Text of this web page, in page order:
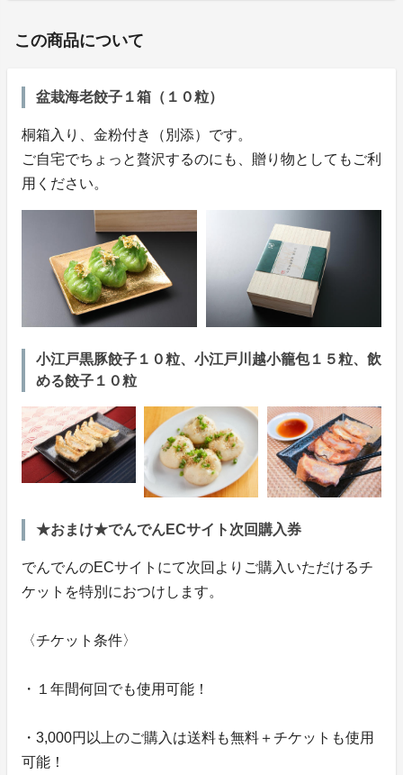
この商品について
盆栽海老餃子１箱（１０粒）
桐箱入り、金粉付き（別添）です。
ご自宅でちょっと贅沢するのにも、贈り物としてもご利
用ください。
小江戸黒豚餃子１０粒、小江戸川越小籠包１５粒、飲
める餃子１０粒
★おまけ★でんでんECサイト次回購入券
でんでんのECサイトにて次回よりご購入いただけるチ
ケットを特別におつけします。
〈チケット条件〉
・１年間何回でも使用可能！
・3,000円以上のご購入は送料も無料＋チケットも使用
可能！